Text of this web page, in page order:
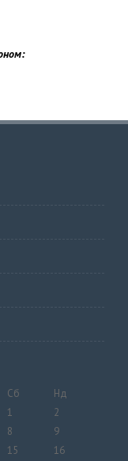
Сб
Нд
1
2
8
9
15 16